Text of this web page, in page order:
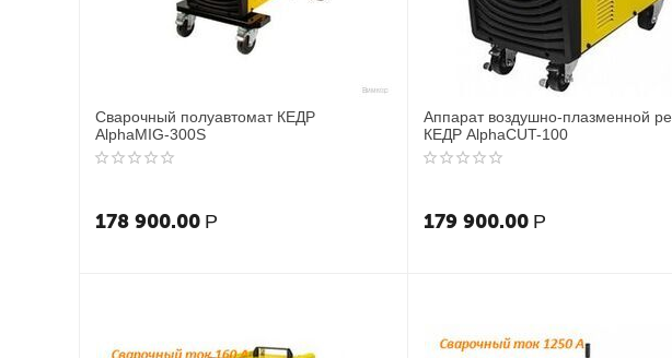
Сварочный полуавтомат КЕДР
AlphaMIG-300S
178 900.00 Р
Аппарат воздушно-плазменной
КЕДР AlphaCUT-100
179 900.00 Р